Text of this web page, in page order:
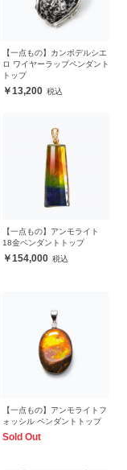
【一点もの】カンポデルシエ
ロ ワイヤーラップペンダント
トップ
13,200
【一点もの】アンモライト
18金ペンダントトップ
154,000
【一点もの】アンモライトフ
ォッシル ペンダントトップ
Sold Out